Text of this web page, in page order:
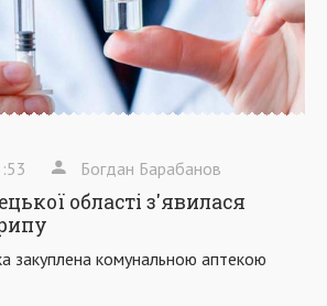
Богдан Барабанов
області з'явилася
закуплена комунальною аптекою